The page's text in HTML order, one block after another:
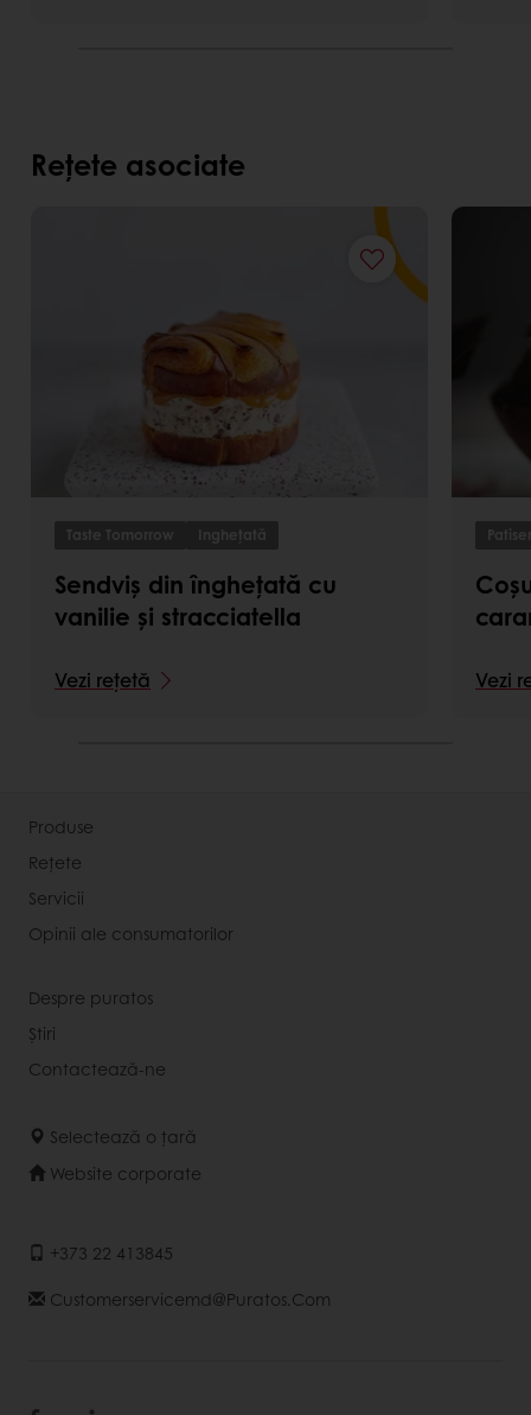
Rețete asociate
Taste Tomorrow Inghețată
Sendviș din înghețată cu
vanilie și stracciatella
Vezi rețetă Vezi
Produse
Rețete
Servicii
Opinii ale consumatorilor
Despre puratos
Știri
Contactează-ne
Selectează o țară
Website corporate
+373 22 413845
Customerservicemd@puratos.com